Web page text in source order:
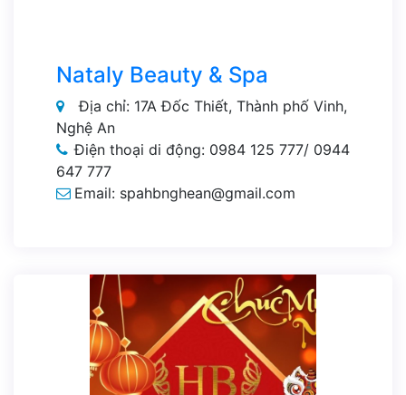
Nataly Beauty & Spa
Địa chỉ: 17A Đốc Thiết, Thành phố Vinh,
Nghệ An
Điện thoại di động: 0984 125 777/ 0944
647 777
Email: spahbnghean@gmail.com